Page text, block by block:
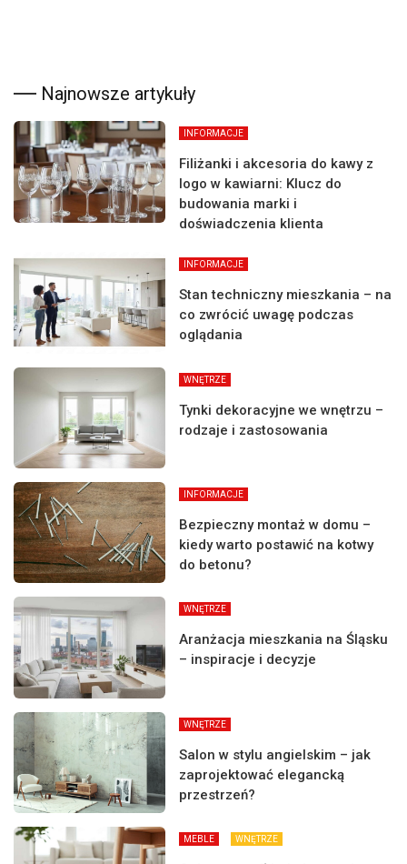
Najnowsze artykuły
INFORMACJE
Filiżanki i akcesoria do kawy z
logo w kawiarni: Klucz do
budowania marki i
doświadczenia klienta
INFORMACJE
Stan techniczny mieszkania – na
co zwrócić uwagę podczas
oglądania
WNĘTRZE
Tynki dekoracyjne we wnętrzu –
rodzaje i zastosowania
INFORMACJE
Bezpieczny montaż w domu –
kiedy warto postawić na kotwy
do betonu?
WNĘTRZE
Aranżacja mieszkania na Śląsku
– inspiracje i decyzje
WNĘTRZE
Salon w stylu angielskim – jak
zaprojektować elegancką
przestrzeń?
MEBLE WNĘTRZE